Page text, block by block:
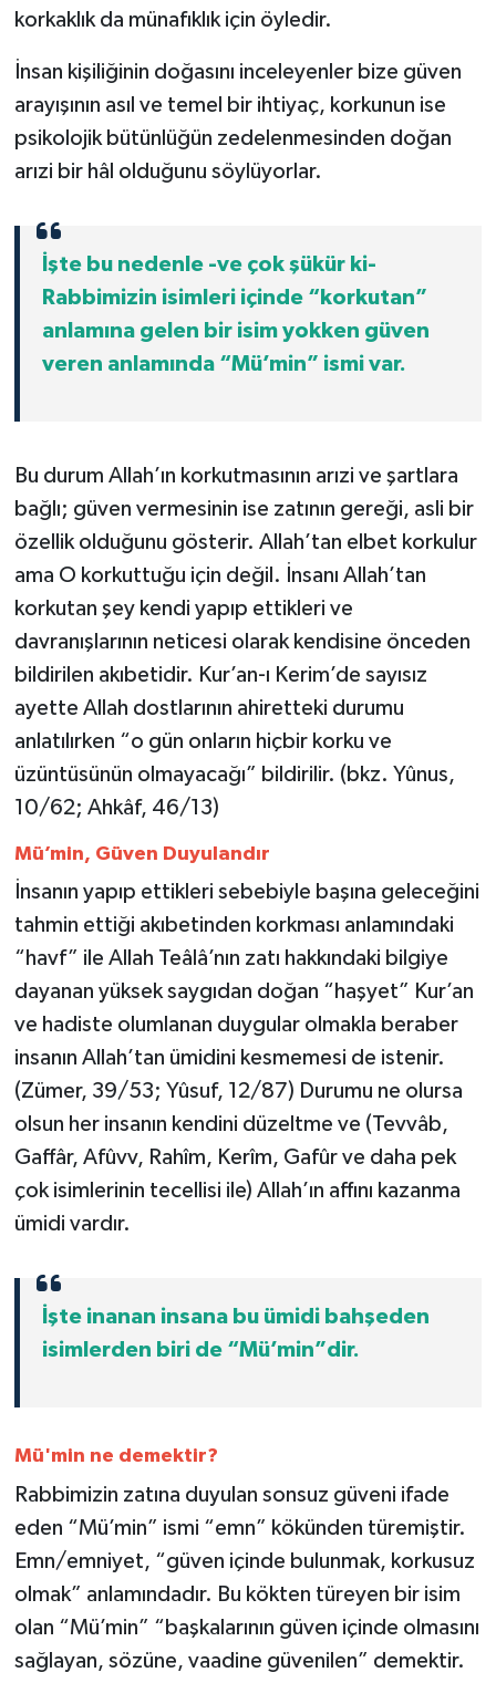
korkaklık da münafıklık için öyledir.
İnsan kişiliğinin doğasını inceleyenler bize güven
arayışının asıl ve temel bir ihtiyaç, korkunun ise
psikolojik bütünlüğün zedelenmesinden doğan
arızi bir hâl olduğunu söylüyorlar.
İşte bu nedenle -ve çok şükür ki-
Rabbimizin isimleri içinde “korkutan”
anlamına gelen bir isim yokken güven
veren anlamında “Mü’min” ismi var.
Bu durum Allah’ın korkutmasının arızi ve şartlara
bağlı; güven vermesinin ise zatının gereği, asli bir
özellik olduğunu gösterir. Allah’tan elbet korkulur
ama O korkuttuğu için değil. İnsanı Allah’tan
korkutan şey kendi yapıp ettikleri ve
davranışlarının neticesi olarak kendisine önceden
bildirilen akıbetidir. Kur’an-ı Kerim’de sayısız
ayette Allah dostlarının ahiretteki durumu
anlatılırken “o gün onların hiçbir korku ve
üzüntüsünün olmayacağı” bildirilir. (bkz. Yûnus,
10/62; Ahkâf, 46/13)
Mü’min, Güven Duyulandır
İnsanın yapıp ettikleri sebebiyle başına geleceğini
tahmin ettiği akıbetinden korkması anlamındaki
“havf” ile Allah Teâlâ’nın zatı hakkındaki bilgiye
dayanan yüksek saygıdan doğan “haşyet” Kur’an
ve hadiste olumlanan duygular olmakla beraber
insanın Allah’tan ümidini kesmemesi de istenir.
(Zümer, 39/53; Yûsuf, 12/87) Durumu ne olursa
olsun her insanın kendini düzeltme ve (Tevvâb,
Gaffâr, Afûvv, Rahîm, Kerîm, Gafûr ve daha pek
çok isimlerinin tecellisi ile) Allah’ın affını kazanma
ümidi vardır.
İşte inanan insana bu ümidi bahşeden
isimlerden biri de “Mü’min”dir.
Mü'min ne demektir?
Rabbimizin zatına duyulan sonsuz güveni ifade
eden “Mü’min” ismi “emn” kökünden türemiştir.
Emn/emniyet, “güven içinde bulunmak, korkusuz
olmak” anlamındadır. Bu kökten türeyen bir isim
olan “Mü’min” “başkalarının güven içinde olmasını
sağlayan, sözüne, vaadine güvenilen” demektir.
Denizli Müftülüğü
Düzce Müftülüğü
Elazığ Müftülüğü
Erzurum Müftülüğü
Eskişehir Müftülüğü
Gaziantep Müftülüğü
Giresun Müftülüğü
Gümüşhane Müftülüğü
Hakkari Müftülüğü
Hatay Müftülüğü
Iğdır Müftülüğü
Isparta Müftülüğü
İstanbul Müftülüğü
İzmir Müftülüğü
Kahramanmaraş Müftülüğü
Karabük Müftülüğü
Karaman Müftülüğü
Kars Müftülüğü
Kilis Müftülüğü
Kırıkkale Müftülüğü
Kırklareli Müftülüğü
Kocaeli Müftülüğü
Diyanet TV
YAŞAM